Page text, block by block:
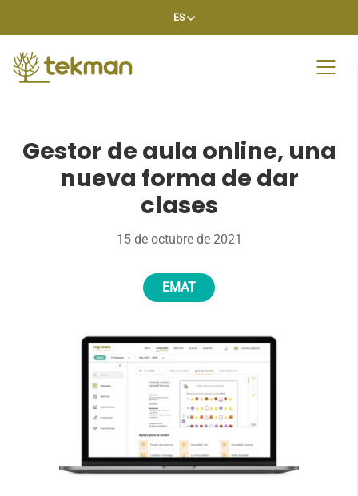
ES
Gestor de aula online, una
nueva forma de dar
clases
15 de octubre de 2021
EMAT